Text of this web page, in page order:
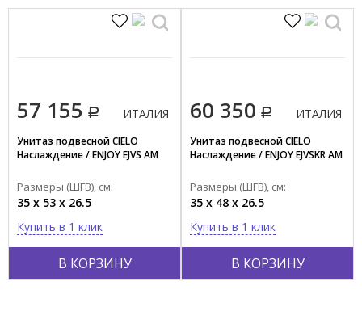
57 155
В КОРЗИНУ
ИТАЛИЯ
Унитаз подвесной CIELO
Наслаждение / ENJOY EJVS AM
Размеры (ШГВ), см:
35 x 53 x 26.5
Купить в 1 клик
60 350
В КОРЗИНУ
ИТАЛИЯ
Унитаз подвесной CIELO
Наслаждение / ENJOY EJVSKR AM
Размеры (ШГВ), см:
35 x 48 x 26.5
Купить в 1 клик